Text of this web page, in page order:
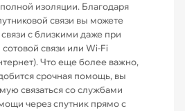
изоляции. Благодаря
связи вы можете
связи с близкими даже при
сотовой связи или Wi-Fi
Что еще более важно,
срочная помощь, вы
связаться со службами
через спутник прямо с